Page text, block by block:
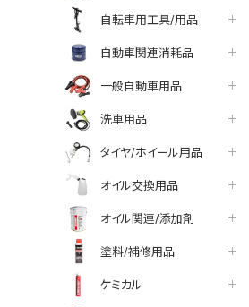
自転車用工具/用品
自動車関連消耗品
一般自動車用品
洗車用品
タイヤ/ホイール用品
オイル交換用品
オイル関連/添加剤
塗料/補修用品
ケミカル